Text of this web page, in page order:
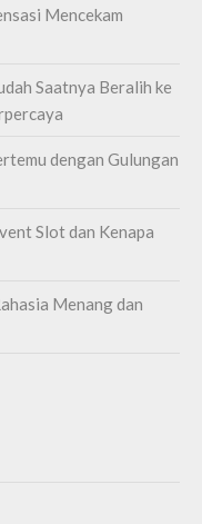
Mencekam
Saatnya Beralih ke
dengan Gulungan
Slot dan Kenapa
Menang dan